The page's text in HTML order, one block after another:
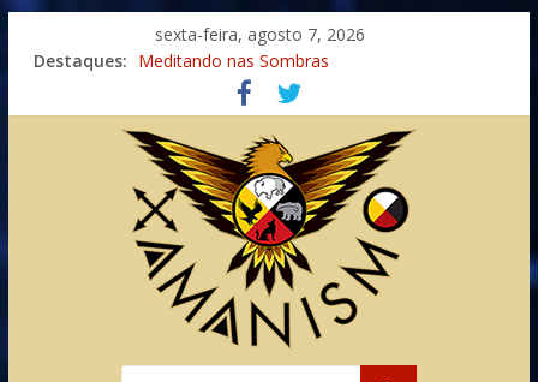
sexta-feira, agosto 7, 2026
Destaques:
Imaginação na Cura
Meditando nas Sombras
Autosuficiência: A Jornada do Espírito Ancestral
Xamanismo Universal
Totens – Caminho Espiritual – Crescimento